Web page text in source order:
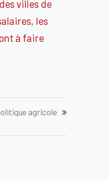
villes de
les
à faire
agricole